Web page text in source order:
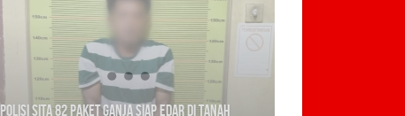
Polisi Sita 82 Paket Ganja Siap Edar di Tanah